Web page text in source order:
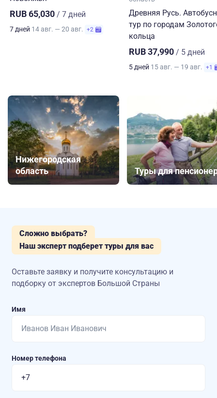
RUB 65,030 / 7 дней
7 дней 14 авг. — 20 авг. +2
Древняя Русь.
тур по городам
кольца
RUB 37,990 / 5 дней
5 дней 15 авг. — 19 авг. +1
Нижегородская
область
Туры для
Сложно выбрать?
Наш эксперт подберет туры для вас
Оставьте заявку и получите консультацию и
подборку от экспертов Большой Страны
Имя
Номер телефона